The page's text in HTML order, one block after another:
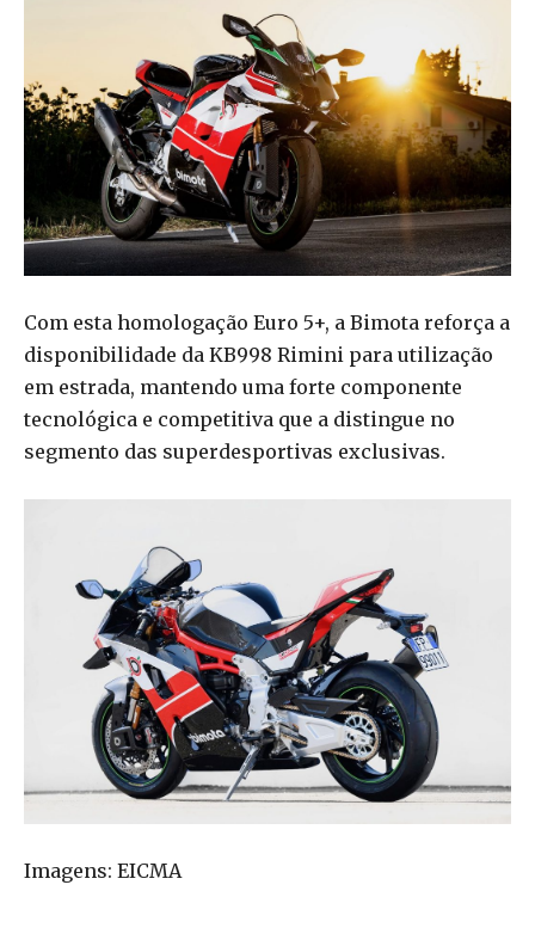
Com esta homologação Euro 5+, a Bimota reforça a
disponibilidade da KB998 Rimini para utilização
em estrada, mantendo uma forte componente
tecnológica e competitiva que a distingue no
segmento das superdesportivas exclusivas.
Imagens: EICMA